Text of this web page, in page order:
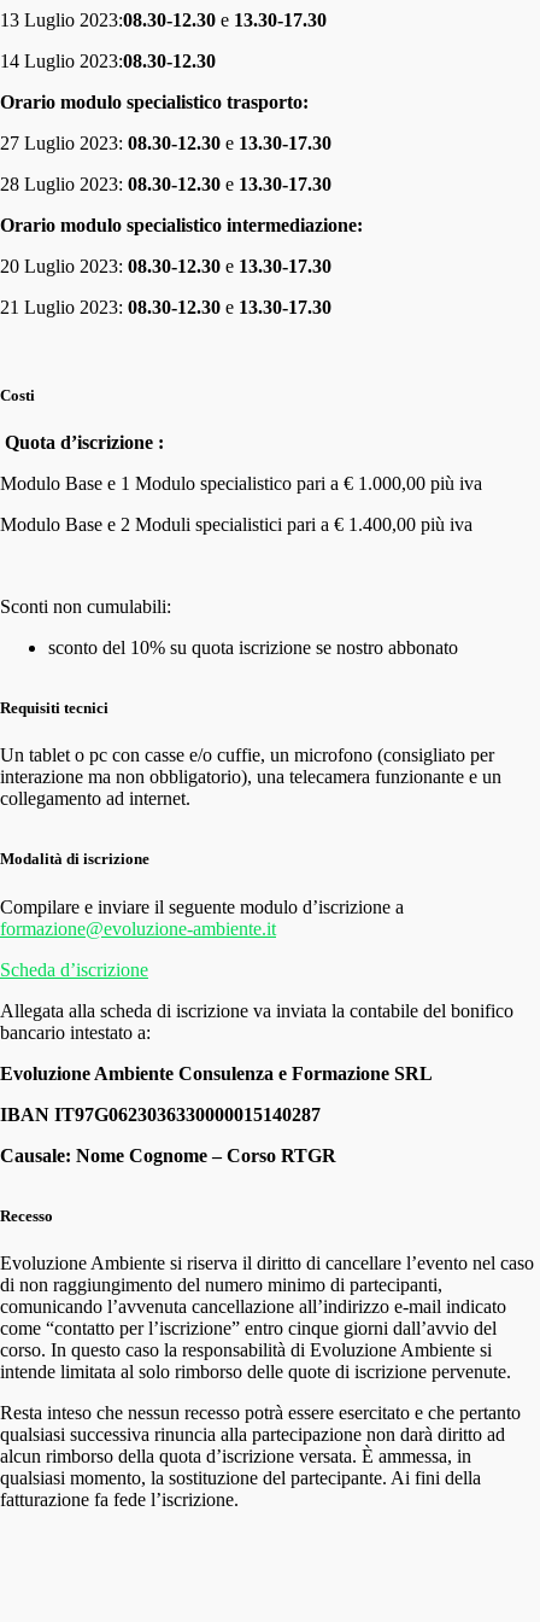
13 Luglio 2023:08.30-12.30 e 13.30-17.30
14 Luglio 2023:08.30-12.30
Orario modulo specialistico trasporto:
27 Luglio 2023: 08.30-12.30 e 13.30-17.30
28 Luglio 2023: 08.30-12.30 e 13.30-17.30
Orario modulo specialistico intermediazione:
20 Luglio 2023: 08.30-12.30 e 13.30-17.30
21 Luglio 2023: 08.30-12.30 e 13.30-17.30
Costi
Quota d’iscrizione :
Modulo Base e 1 Modulo specialistico pari a € 1.000,00 più iva
Modulo Base e 2 Moduli specialistici pari a € 1.400,00 più iva
Sconti non cumulabili:
sconto del 10% su quota iscrizione se nostro abbonato
Requisiti tecnici
Un tablet o pc con casse e/o cuffie, un microfono (consigliato per
interazione ma non obbligatorio), una telecamera funzionante e un
collegamento ad internet.
Modalità di iscrizione
Compilare e inviare il seguente modulo d’iscrizione a
formazione@evoluzione-ambiente.it
Scheda d’iscrizione
Allegata alla scheda di iscrizione va inviata la contabile del bonifico
bancario intestato a:
Evoluzione Ambiente Consulenza e Formazione SRL
IBAN IT97G0623036330000015140287
Causale: Nome Cognome – Corso RTGR
Recesso
Evoluzione Ambiente si riserva il diritto di cancellare l’evento nel caso
di non raggiungimento del numero minimo di partecipanti,
comunicando l’avvenuta cancellazione all’indirizzo e-mail indicato
come “contatto per l’iscrizione” entro cinque giorni dall’avvio del
corso. In questo caso la responsabilità di Evoluzione Ambiente si
intende limitata al solo rimborso delle quote di iscrizione pervenute.
Resta inteso che nessun recesso potrà essere esercitato e che pertanto
qualsiasi successiva rinuncia alla partecipazione non darà diritto ad
alcun rimborso della quota d’iscrizione versata. È ammessa, in
qualsiasi momento, la sostituzione del partecipante. Ai fini della
fatturazione fa fede l’iscrizione.